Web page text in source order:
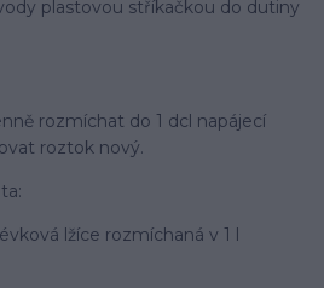
plastovou stříkačkou do dutiny
rozmíchat do 1 dcl napájecí
roztok nový.
lžíce rozmíchaná v 1 l